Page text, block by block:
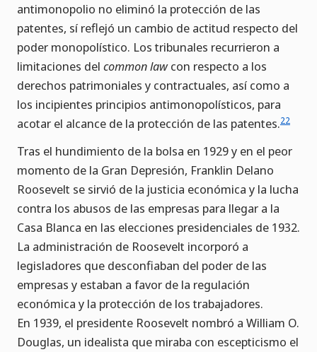
antimonopolio no eliminó la protección de las
patentes, sí reflejó un cambio de actitud respecto del
poder monopolístico. Los tribunales recurrieron a
limitaciones del common lawcon respecto a los
derechos patrimoniales y contractuales, así como a
los incipientes principios antimonopolísticos, para
acotar el alcance de la protección de las patentes.22
Tras el hundimiento de la bolsa en 1929 y en el peor
momento de la Gran Depresión, Franklin Delano
Roosevelt se sirvió de la justicia económica y la lucha
contra los abusos de las empresas para llegar a la
Casa Blanca en las elecciones presidenciales de 1932.
La administración de Roosevelt incorporó a
legisladores que desconfiaban del poder de las
empresas y estaban a favor de la regulación
económica y la protección de los trabajadores.
En 1939, el presidente Roosevelt nombró a William O.
Douglas, un idealista que miraba con escepticismo el